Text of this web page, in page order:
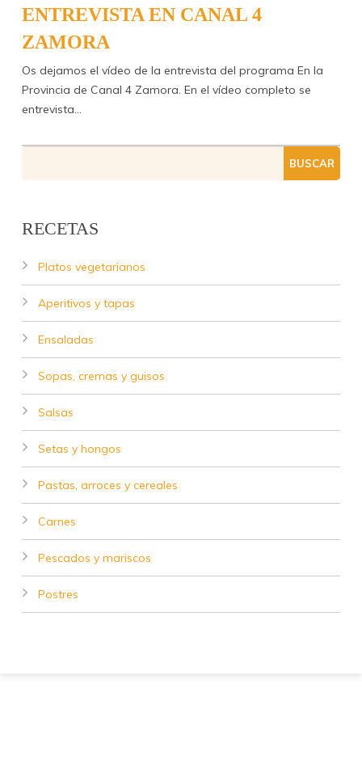
ENTREVISTA EN CANAL 4
ZAMORA
Os dejamos el vídeo de la entrevista del programa En la
Provincia de Canal 4 Zamora. En el vídeo completo se
entrevista…
RECETAS
Platos vegetarianos
Aperitivos y tapas
Ensaladas
Sopas, cremas y guisos
Salsas
Setas y hongos
Pastas, arroces y cereales
Carnes
Pescados y mariscos
Postres